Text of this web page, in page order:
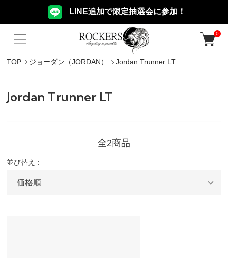
LINE追加で限定抽選会に参加！
0
TOP ジョーダン（JORDAN） Jordan Trunner LT
Jordan Trunner LT
全2商品
並び替え：